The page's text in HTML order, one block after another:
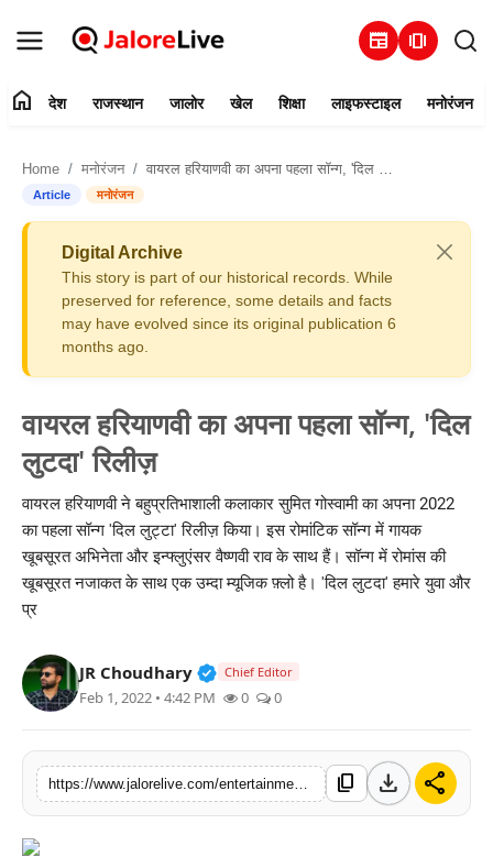
newspaper amp_stories
संपर्क करें
राजस्थान
खेल
शिक्षा
लाइफस्टाइल
मनोरंजन
तकनीक
विशेष
home देश राजस्थान जालोर खेल शिक्षा लाइफस्टाइल मनोरंजन
Home मनोरंजन वायरल हरियाणवी का अपना पहला सॉन्ग, 'दिल लुटदा' रिलीज़
Article मनोरंजन
Digital Archive
This story is part of our historical records. While
preserved for reference, some details and facts
may have evolved since its original publication 6
months ago.
वायरल हरियाणवी का अपना पहला सॉन्ग, 'दिल
लुटदा' रिलीज़
वायरल हरियाणवी ने बहुप्रतिभाशाली कलाकार सुमित गोस्वामी का अपना 2022
का पहला सॉन्ग 'दिल लुट्टा' रिलीज़ किया। इस रोमांटिक सॉन्ग में गायक
खूबसूरत अभिनेता और इन्फ्लुएंसर वैष्णवी राव के साथ हैं। सॉन्ग में रोमांस की
खूबसूरत नजाकत के साथ एक उम्दा म्यूजिक फ़्लो है। 'दिल लुटदा' हमारे युवा और
प्र
JR Choudhary Verified Public Figure • 30 Mar,
Chief Editor
Feb 1, 2022 • 4:42 PM 0 0
content_copy download share